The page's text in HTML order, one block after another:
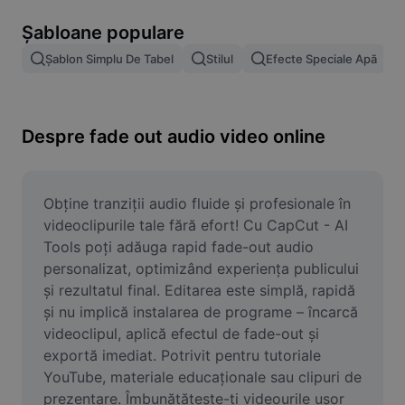
Combinare imagini
Redimensionare imagini
Generator de meme-uri
AI Text Remover
AI People Remover
AI Inpainting
Face Cutout
Șabloane populare
Șablon Simplu De Tabel Stilul Efecte Speciale Apă
Despre fade out audio video online
Obține tranziții audio fluide și profesionale în
videoclipurile tale fără efort! Cu CapCut - AI
Tools poți adăuga rapid fade-out audio
personalizat, optimizând experiența publicului
și rezultatul final. Editarea este simplă, rapidă
și nu implică instalarea de programe – încarcă
videoclipul, aplică efectul de fade-out și
exportă imediat. Potrivit pentru tutoriale
YouTube, materiale educaționale sau clipuri de
prezentare. Îmbunătățește-ți videourile ușor